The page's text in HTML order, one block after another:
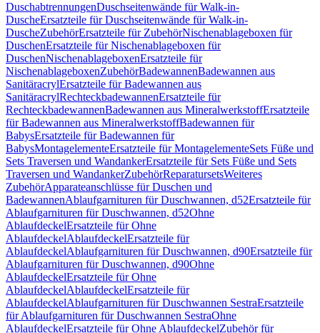
DuschabtrennungenDuschseitenwände für Walk-in-
DuscheErsatzteile für Duschseitenwände für Walk-in-
DuscheZubehörErsatzteile für ZubehörNischenablageboxen für
DuschenErsatzteile für Nischenablageboxen für
DuschenNischenablageboxenErsatzteile für
NischenablageboxenZubehörBadewannenBadewannen aus
SanitäracrylErsatzteile für Badewannen aus
SanitäracrylRechteckbadewannenErsatzteile für
RechteckbadewannenBadewannen aus MineralwerkstoffErsatzteile
für Badewannen aus MineralwerkstoffBadewannen für
BabysErsatzteile für Badewannen für
BabysMontagelementeErsatzteile für MontagelementeSets Füße und
Sets Traversen und WandankerErsatzteile für Sets Füße und Sets
Traversen und WandankerZubehörReparatursetsWeiteres
ZubehörApparateanschlüsse für Duschen und
BadewannenAblaufgarnituren für Duschwannen, d52Ersatzteile für
Ablaufgarnituren für Duschwannen, d52Ohne
AblaufdeckelErsatzteile für Ohne
AblaufdeckelAblaufdeckelErsatzteile für
AblaufdeckelAblaufgarnituren für Duschwannen, d90Ersatzteile für
Ablaufgarnituren für Duschwannen, d90Ohne
AblaufdeckelErsatzteile für Ohne
AblaufdeckelAblaufdeckelErsatzteile für
AblaufdeckelAblaufgarnituren für Duschwannen SestraErsatzteile
für Ablaufgarnituren für Duschwannen SestraOhne
AblaufdeckelErsatzteile für Ohne AblaufdeckelZubehör für